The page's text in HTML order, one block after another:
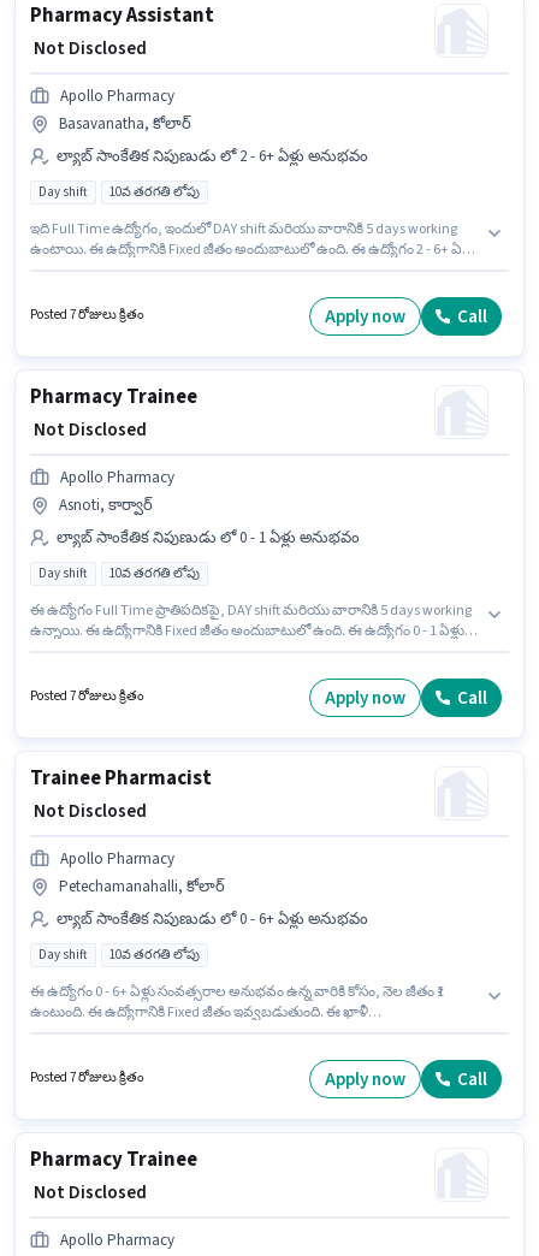
Pharmacy Assistant
₹ Not Disclosed
Apollo Pharmacy
Basavanatha, కోలార్
ల్యాబ్ సాంకేతిక నిపుణుడు లో 2 - 6+ ఏళ్లు అనుభవం
Day shift 10వ తరగతి లోపు
ఇది Full Time ఉద్యోగం, ఇందులో DAY shift మరియు వారానికి 5 days working
ఉంటాయి. ఈ ఉద్యోగానికి Fixed జీతం అందుబాటులో ఉంది. ఈ ఉద్యోగం 2 - 6+ ఏళ్లు
అప్లై చేసుకోవచ్చు. ఈ ఉద్యోగం Basavanatha, కోలార్ లో ఉంది. Apollo Pharmacy
ల్యాబ్ సాంకేతిక నిపుణుడు విభాగంలో Pharmacy Assistant ఉద్యోగానికి
Posted 7 రోజులు క్రితం Apply now Call
Pharmacy Trainee
₹ Not Disclosed
Apollo Pharmacy
Asnoti, కార్వార్
ల్యాబ్ సాంకేతిక నిపుణుడు లో 0 - 1 ఏళ్లు అనుభవం
Day shift 10వ తరగతి లోపు
ఈ ఉద్యోగం Full Time ప్రాతిపదికపై, DAY shift మరియు వారానికి 5 days working
ఉన్నాయి. ఈ ఉద్యోగానికి Fixed జీతం అందుబాటులో ఉంది. ఈ ఉద్యోగం 0 - 1 ఏళ్లు
విభాగంలో Pharmacy Trainee గా చేరండి. ఈ ఉద్యోగానికి 10వ తరగతి లోపు అర్హత
Posted 7 రోజులు క్రితం Apply now Call
Trainee Pharmacist
₹ Not Disclosed
Apollo Pharmacy
Petechamanahalli, కోలార్
ల్యాబ్ సాంకేతిక నిపుణుడు లో 0 - 6+ ఏళ్లు అనుభవం
Day shift 10వ తరగతి లోపు
ఈ ఉద్యోగం 0 - 6+ ఏళ్లు సంవత్సరాల అనుభవం ఉన్న వారికి కోసం, నెల జీతం ₹1
ఉంటుంది. ఈ ఉద్యోగానికి Fixed జీతం ఇవ్వబడుతుంది. ఈ ఖాళీ
జరుగుతోంది. ఈ ఉద్యోగం Full Time ప్రాతిపదికపై, DAY shift మరియు వారానికి 5
days working ఉన్నాయి. ఈ ఉద్యోగానికి 10వ తరగతి లోపు అర్హత ఉన్న అభ్యర్థులు
Posted 7 రోజులు క్రితం Apply now Call
Pharmacy Trainee
₹ Not Disclosed
Apollo Pharmacy